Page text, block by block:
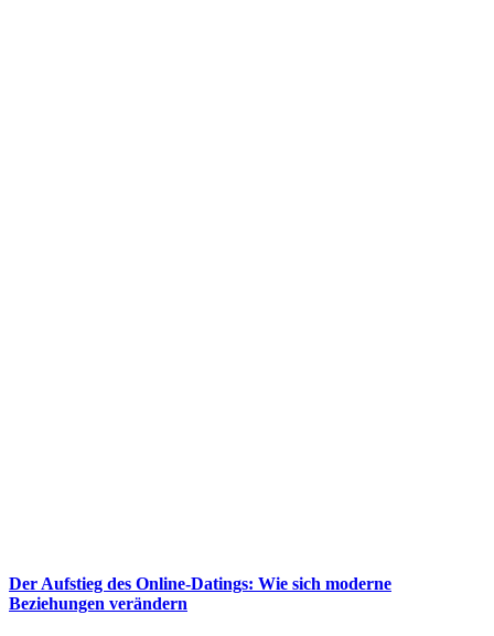
Der Aufstieg des Online-Datings: Wie sich moderne
Beziehungen verändern